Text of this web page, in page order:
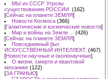
МЫ из СССР. Угрозы
существованию РОССИИ. (162)
[Сейчас на планете ЗЕМЛЯ]
Новости Космоса (366)
[Галактические и космические новости]
Мир и войны на Земле ...
(426)
[Сейчас на планете ЗЕМЛЯ]
Повседневный быт.
ИСКУССТВЕННЫЙ ИНТЕЛЛЕКТ. (467)
[Новости научные и околонаучные]
О жизни, смерти и квантовой
механике (122)
[ЗА ГРАНЬЮ]